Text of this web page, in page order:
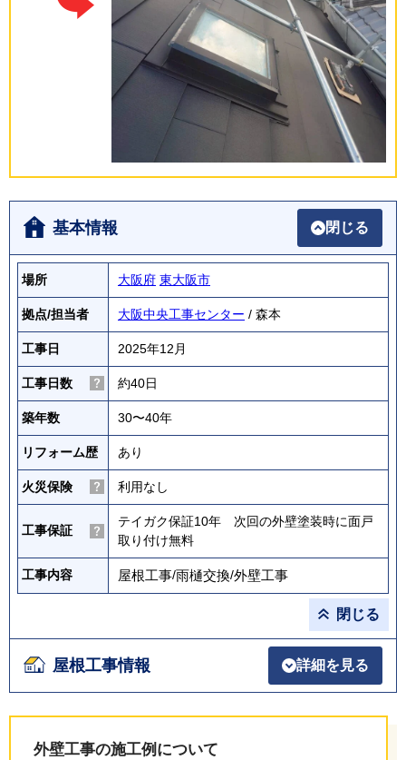
基本情報 閉じる
場所 大阪府 東大阪市
拠点/担当者 大阪中央工事センター / 森本
工事日 2025年12月
工事日数 約40日
築年数 30〜40年
リフォーム歴 あり
火災保険 利用なし
工事保証
テイガク保証10年 次回の外壁塗装時に面戸
取り付け無料
工事内容 屋根工事/雨樋交換/外壁工事
閉じる
屋根工事情報 詳細を見る
外壁工事の施工例について